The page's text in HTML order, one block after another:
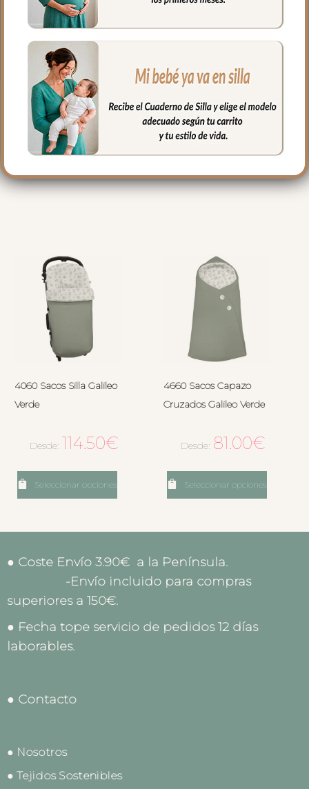
abrasivos y secado al natural. Recuerda
quitar el culete rígido antes de lavar.
Medidas: 38 x 58 cms
PRODUCTOS
RELACIONADOS
4060 Sacos Silla Galileo
Verde
Desde: 114.50€
Seleccionar opciones
4660 Sacos Capazo
Cruzados Galileo Verde
Desde: 81.00€
Seleccionar opciones
● Coste Envío 3.90€ a la Península.
-Envío incluido para compras
superiores a 150€.
● Fecha tope servicio de pedidos 12 días
laborables.
● Contacto
● Nosotros
● Tejidos Sostenibles